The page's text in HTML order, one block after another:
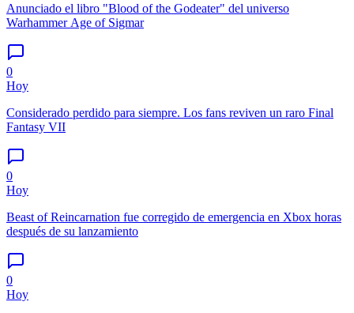
Anunciado el libro "Blood of the Godeater" del universo
Warhammer Age of Sigmar
0
Hoy
Considerado perdido para siempre. Los fans reviven un raro Final
Fantasy VII
0
Hoy
Beast of Reincarnation fue corregido de emergencia en Xbox horas
después de su lanzamiento
0
Hoy